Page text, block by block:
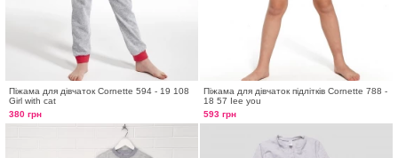
Піжама для дівчаток Cornette 594 - 19 108
Girl with cat
380 грн
Піжама для дівчаток підлітків Cornette 788 -
18 57 Iee you
593 грн